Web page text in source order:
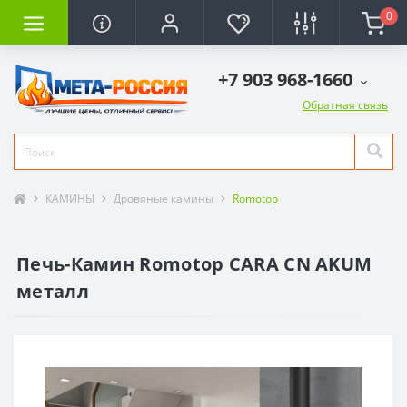
0
+7 903 968-1660
Обратная связь
КАМИНЫ Дровяные камины Romotop
Печь-Камин Romotop CARA СN AKUM
металл